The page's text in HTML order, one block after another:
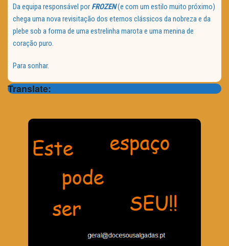
Da equipa responsável por FROZEN(e com um estilo muito próximo)
chega uma nova revisitação dos eternos clássicos da nobreza e da
plebe sob a forma de uma estrelinha marota e uma menina de
coração puro.
Para sonhar.
Translate: